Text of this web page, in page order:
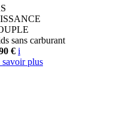
sans carburant
€ i
savoir plus